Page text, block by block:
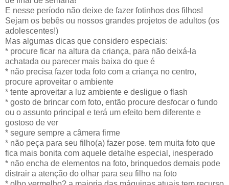
E nesse período não deixe de fazer fotinhos dos filhos!
Sejam os bebês ou nossos grandes projetos de adultos (os
adolescentes!)
Mas algumas dicas que considero especiais:
* procure ficar na altura da criança, para não deixá-la
achatada ou parecer mais baixa do que é
* não precisa fazer toda foto com a criança no centro,
procure aproveitar o ambiente
* tente aproveitar a luz ambiente e desligue o flash
* gosto de brincar com foto, então procure desfocar o fundo
ou o assunto principal e terá um efeito bem diferente e
gostoso de ver
* segure sempre a câmera firme
* não peça para seu filho(a) fazer pose. tem muita foto que
fica mais bonita com aquele detalhe especial, inesperado
* não encha de elementos na foto, brinquedos demais pode
distrair a atenção do olhar para seu filho na foto